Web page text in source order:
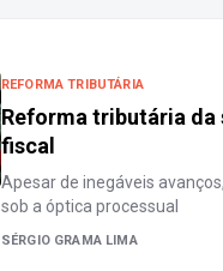
REFORMA TRIBUTÁRIA
Reforma tributária
fiscal
Apesar de inegáveis
sob a óptica processual
SÉRGIO GRAMA LIMA